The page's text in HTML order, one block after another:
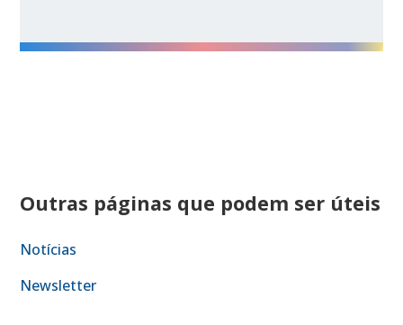
Outras páginas que podem ser úteis
Notícias
Newsletter